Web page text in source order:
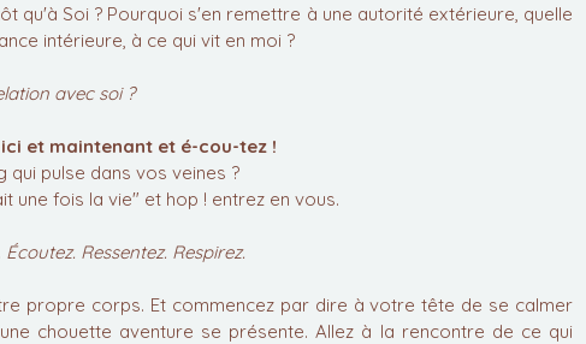
qu'à Soi ? Pourquoi s'en remettre à une autorité extérieure, quelle
intérieure, à ce qui vit en moi ?
avec soi ?
et maintenant et é-cou-tez !
qui pulse dans vos veines ?
une fois la vie" et hop ! entrez en vous.
Écoutez. Ressentez. Respirez.
propre corps. Et commencez par dire à votre tête de se calmer
chouette aventure se présente. Allez à la rencontre de ce qui